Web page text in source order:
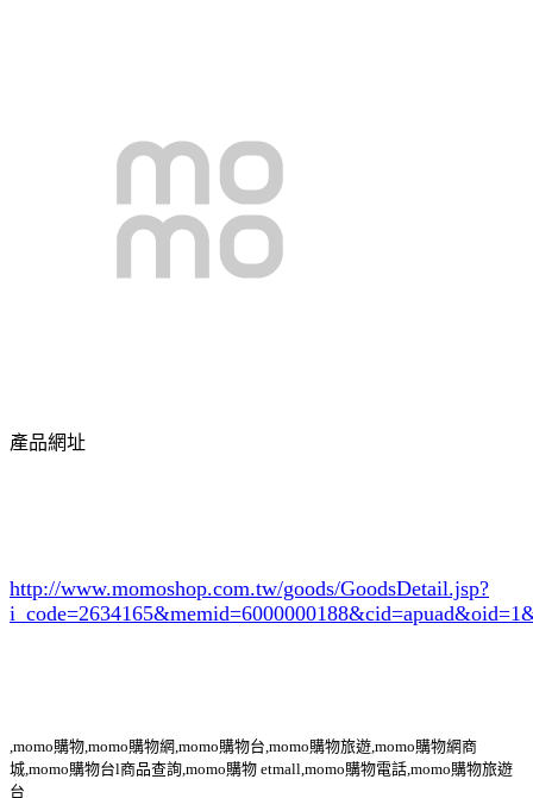
產品網址
http://www.momoshop.com.tw/goods/GoodsDetail.jsp?
i_code=2634165
,momo購物,momo購物網,momo購物台,momo購物旅遊,momo購物網商
城,momo購物台l商品查詢,momo購物 etmall,momo購物電話,momo購物旅遊
台